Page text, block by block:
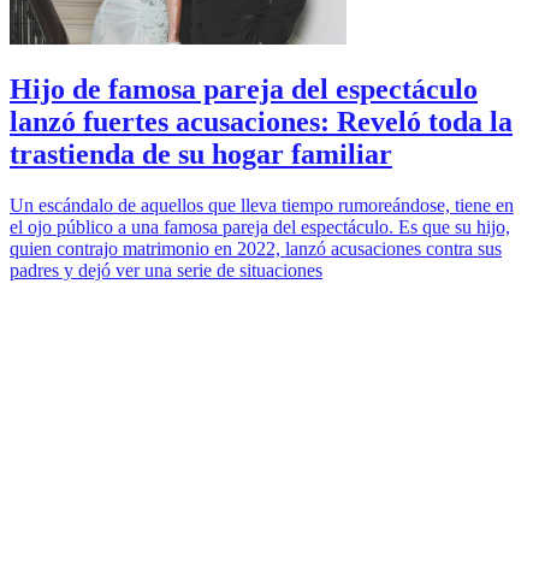
Hijo de famosa pareja del espectáculo
lanzó fuertes acusaciones: Reveló toda la
trastienda de su hogar familiar
Un escándalo de aquellos que lleva tiempo rumoreándose, tiene en
el ojo público a una famosa pareja del espectáculo. Es que su hijo,
quien contrajo matrimonio en 2022, lanzó acusaciones contra sus
padres y dejó ver una serie de situaciones